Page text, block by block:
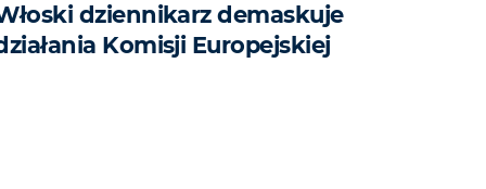
dziennikarz demaskuje
Komisji Europejskiej